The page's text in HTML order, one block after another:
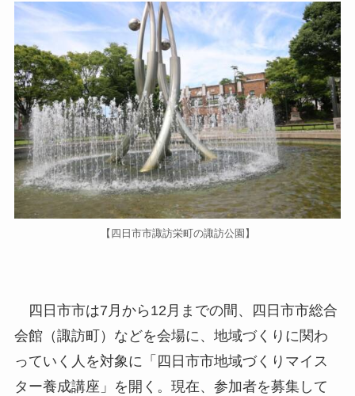
【四日市市諏訪栄町の諏訪公園】
四日市市は7月から12月までの間、四日市市総合
会館（諏訪町）などを会場に、地域づくりに関わ
っていく人を対象に「四日市市地域づくりマイス
ター養成講座」を開く。現在、参加者を募集して